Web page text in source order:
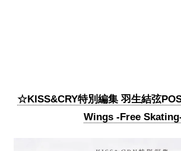
☆KISS&CRY特別編集 羽生結弦
Wings -Free